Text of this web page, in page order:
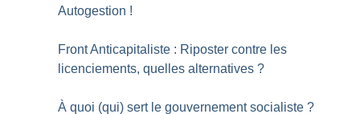
Autogestion !
Front Anticapitaliste : Riposter contre les
licenciements, quelles alternatives ?
À quoi (qui) sert le gouvernement socialiste ?